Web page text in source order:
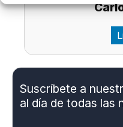
Suscríbete a
al día de todas las